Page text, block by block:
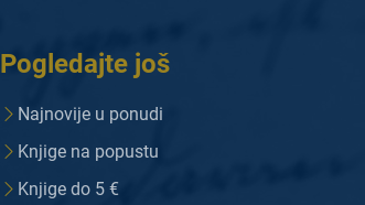
Pogledajte još
Najnovije u ponudi
Knjige na popustu
Knjige do 5 €